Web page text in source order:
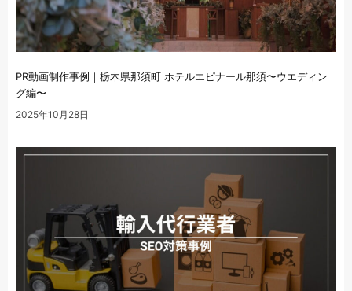
PR動画制作事例｜栃木県那須町 ホテルエピナール那須〜ウエディン
グ編〜
2025年10月28日